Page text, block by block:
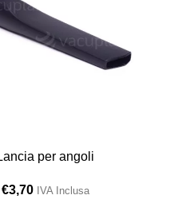
per angoli
€3,70 IVA Inclusa